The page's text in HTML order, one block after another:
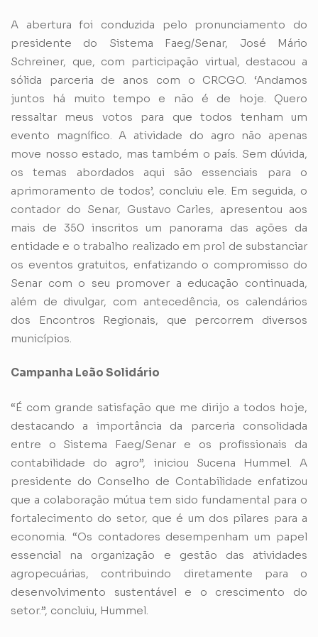
A abertura foi conduzida pelo pronunciamento do
presidente do Sistema Faeg/Senar, José Mário
Schreiner, que, com participação virtual, destacou a
sólida parceria de anos com o CRCGO. ‘Andamos
juntos há muito tempo e não é de hoje. Quero
ressaltar meus votos para que todos tenham um
evento magnífico. A atividade do agro não apenas
move nosso estado, mas também o país. Sem dúvida,
os temas abordados aqui são essenciais para o
aprimoramento de todos’, concluiu ele. Em seguida, o
contador do Senar, Gustavo Carles, apresentou aos
mais de 350 inscritos um panorama das ações da
entidade e o trabalho realizado em prol de substanciar
os eventos gratuitos, enfatizando o compromisso do
Senar com o seu promover a educação continuada,
além de divulgar, com antecedência, os calendários
dos Encontros Regionais, que percorrem diversos
municípios.
Campanha Leão Solidário
“É com grande satisfação que me dirijo a todos hoje,
destacando a importância da parceria consolidada
entre o Sistema Faeg/Senar e os profissionais da
contabilidade do agro”, iniciou Sucena Hummel. A
presidente do Conselho de Contabilidade enfatizou
que a colaboração mútua tem sido fundamental para o
fortalecimento do setor, que é um dos pilares para a
economia. “Os contadores desempenham um papel
essencial na organização e gestão das atividades
agropecuárias, contribuindo diretamente para o
desenvolvimento sustentável e o crescimento do
setor.”, concluiu, Hummel.